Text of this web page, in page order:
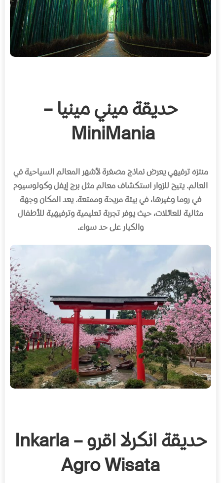
حديقة ميني مينيا –
MiniMania
منتزه ترفيهي يعرض نماذج مصغرة لأشهر المعالم السياحية في
العالم.يتيح للزوار استكشاف معالم مثل برج إيفل وكولوسيوم
في روما وغيرها، في بيئة مريحة وممتعة.يعد المكان وجهة
مثالية للعائلات، حيث يوفر تجربة تعليمية وترفيهية للأطفال
والكبار على حد سواء.
حديقة انكرلا اقرو – Inkarla
Agro Wisata